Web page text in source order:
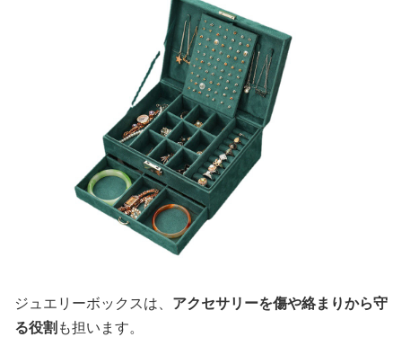
ジュエリーボックスは、 アクセサリーを傷や絡まりから守
る役割も担います。